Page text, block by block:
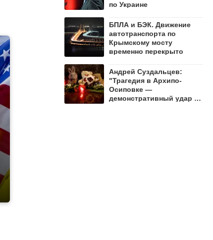
по Украине
БПЛА и БЭК. Движение
автотранспорта по
Крымскому мосту
временно перекрыто
Андрей Суздальцев:
"Трагедия в Архипо-
Осиповке —
демонстративный удар по